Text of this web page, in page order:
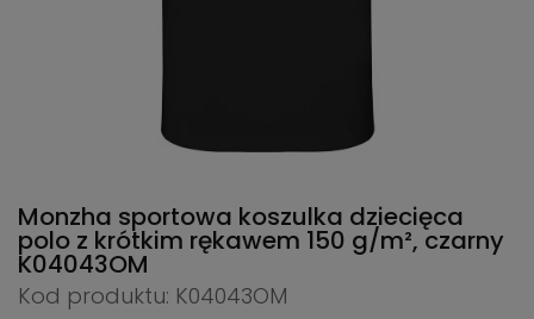
Monzha sportowa koszulka dziecięca
polo z krótkim rękawem 150 g/m², czarny
K04043OM
Kod produktu: K04043OM